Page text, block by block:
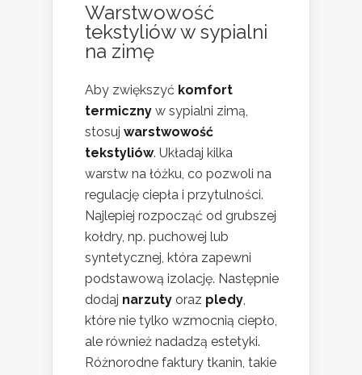
Warstwowość
tekstyliów w sypialni
na zimę
Aby zwiększyć komfort
termiczny w sypialni zimą,
stosuj warstwowość
tekstyliów. Układaj kilka
warstw na łóżku, co pozwoli na
regulację ciepła i przytulności.
Najlepiej rozpocząć od grubszej
kołdry, np. puchowej lub
syntetycznej, która zapewni
podstawową izolację. Następnie
dodaj narzuty oraz pledy,
które nie tylko wzmocnią ciepło,
ale również nadadzą estetyki.
Różnorodne faktury tkanin, takie